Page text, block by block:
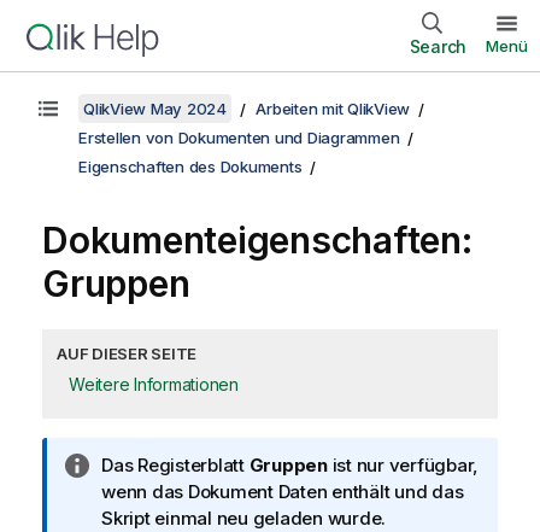
Search Menü
QlikView May 2024
Arbeiten mit QlikView
Erstellen von Dokumenten und Diagrammen
Eigenschaften des Dokuments
Dokumenteigenschaften:
Gruppen
AUF DIESER SEITE
Weitere Informationen
I
n
f
Das Registerblatt Gruppenist nur verfügbar,
wenn das Dokument Daten enthält und das
Skript einmal neu geladen wurde.